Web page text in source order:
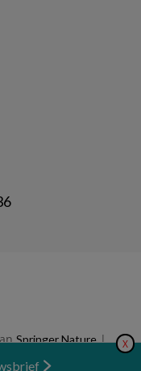
Springer Nature| X
Abonneren